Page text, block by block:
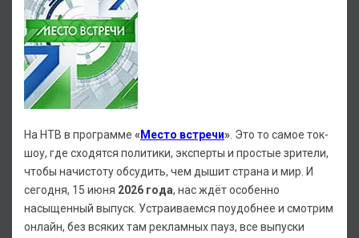
На НТВ в программе « Место встречи» . Это то самое ток-
шоу, где сходятся политики, эксперты и простые зрители,
чтобы начистоту обсудить, чем дышит страна и мир. И
сегодня, 15 июня 2026 года, нас ждёт особенно
насыщенный выпуск. Устраиваемся поудобнее и смотрим
онлайн, без всяких там рекламных пауз, все выпуски